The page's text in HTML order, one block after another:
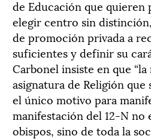
de Educación que quieren
elegir centro sin
de promoción privada a
suficientes y definir su
Carbonel insiste en que
asignatura de Religión que
el único motivo para
manifestación del 12-N no
obispos, sino de toda la